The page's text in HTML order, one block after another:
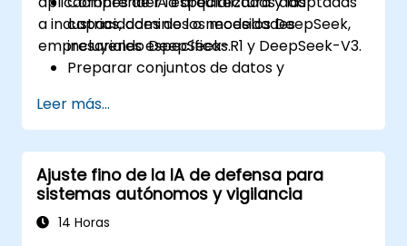
a industrias, dominios o necesidades
empresariales específicas.
capacidades de los modelos DeepSeek,
incluyendo DeepSeek-R1 y DeepSeek-V3.
Preparar conjuntos de datos y
Realizar ajuste fino de DeepSeek LLM para
aplicaciones específicas del dominio.
Optimizar e implementar los modelos
ajustados de manera eficiente.
Leer más...
Ajuste fino de la IA de defensa para
sistemas autónomos y vigilancia
14 Horas